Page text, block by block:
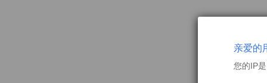
亲爱的
您的IP